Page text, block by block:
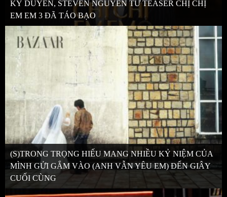
KỲ DUYÊN, STEVEN NGUYỄN TỪ TEASER CHỊ CHỊ
EM EM 3 ĐÃ TÁO BẠO
(S)TRONG TRỌNG HIẾU MANG NHIỀU KỶ NIỆM CỦA
MÌNH GỬI GẮM VÀO (ANH VẪN YÊU EM) ĐẾN GIÂY
CUỐI CÙNG